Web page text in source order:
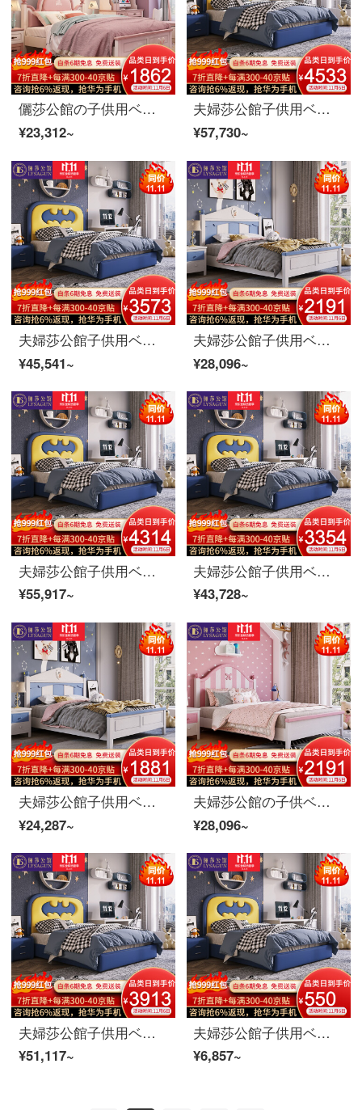
儷莎公館の子供用ベッドの女の子の実の木のシングルベッドの1.5メートルの王女の皮のベッドの青少年の学生用ベッドルームの家具のミッキーシングルベッド【カバンの背もたれ】1.35 m
¥23,312~
夫婦莎公館子供用ベッドカートゥーン男の子用シングルベッド1.5 mベッドルーム真皮実木青少年学生ベッド逸品家具真皮モデル+3 Eココナッツブラウンマットレス+マットレス*1 1.5 m
¥57,730~
夫婦莎公館子供用ベッドカートゥーン男の子用シングルベッド1.5 mベッドルーム真皮実木青少年学生ベッド逸品家具普通タイプ+3 Eココナッツブラウンマットレス+マットレス*1 1.5 m
¥45,541~
夫婦莎公館子供用ベッド男の子シングルベッド1.5メートルベッドルーム実木姫ベッド青少年ベッド逸品家具ベッド+ベッドヘッド棚*2 1.5 m
¥28,096~
夫婦莎公館子供用ベッドアニメ男の子のシングルベッド1.5メートルベッドルーム真皮の実木青少年学生用ベッド逸品家具真皮モデル+ベッドヘッドカバー*2 1.8 m
¥55,917~
夫婦莎公館子供用ベッドアニメ男の子のシングルベッド1.5メートルベッドルーム真皮の実木青少年学生用ベッド逸品家具普通タイプ+枕元棚*2 1.8 m
¥43,728~
夫婦莎公館子供用ベッド男の子シングルベッド1.5メートルベッドルーム実木姫ベッド青少年ベッド逸品家具ベッド+ベッドヘッド棚*1 1.5 m
¥24,287~
夫婦莎公館の子供ベッドの女の子のシングルベッドの1.5メートルの実木の王女のベッドの青少年の逸品の家具のベッド+ベッドの頭台*2 1.5 m
¥28,096~
夫婦莎公館子供用ベッドアニメ男の子用シングルベッド1.5メートルベッドルーム真皮青少年学生用ベッド逸品家具真皮モデル+ベッドヘッドカバー*1 1.8 m
¥51,117~
夫婦莎公館子供用ベッドアニメ男の子用シングルベッド1.5 mベッドルーム真皮木青少年学生ベッド逸品家具高箱+900 1.35 m
¥6,857~